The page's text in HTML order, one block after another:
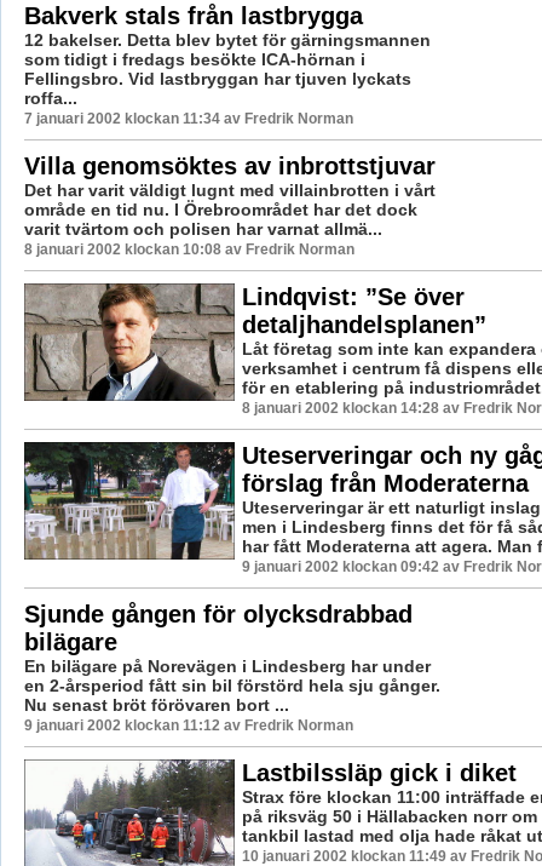
Bakverk stals från lastbrygga
12 bakelser. Detta blev bytet för gärningsmannen
som tidigt i fredags besökte ICA-hörnan i
Fellingsbro. Vid lastbryggan har tjuven lyckats
roffa...
7 januari 2002 klockan 11:34 av Fredrik Norman
Villa genomsöktes av inbrottstjuvar
Det har varit väldigt lugnt med villainbrotten i vårt
område en tid nu. I Örebroområdet har det dock
varit tvärtom och polisen har varnat allmä...
8 januari 2002 klockan 10:08 av Fredrik Norman
Lindqvist: ”Se över
detaljhandelsplanen”
Låt företag som inte kan
verksamhet i centrum få dispens
för en etablering på
8 januari 2002 klockan 14:28 av Fredrik
Uteserveringar och ny
förslag från Moderaterna
Uteserveringar är ett naturligt
men i Lindesberg finns det för få
har fått Moderaterna att agera. Man
9 januari 2002 klockan 09:42 av Fredrik
Sjunde gången för olycksdrabbad
bilägare
En bilägare på Norevägen i Lindesberg har under
en 2-årsperiod fått sin bil förstörd hela sju gånger.
Nu senast bröt förövaren bort ...
9 januari 2002 klockan 11:12 av Fredrik Norman
Lastbilssläp gick i diket
Strax före klockan 11:00 inträffade
på riksväg 50 i Hällabacken norr
tankbil lastad med olja hade råkat
10 januari 2002 klockan 11:49 av Fredrik